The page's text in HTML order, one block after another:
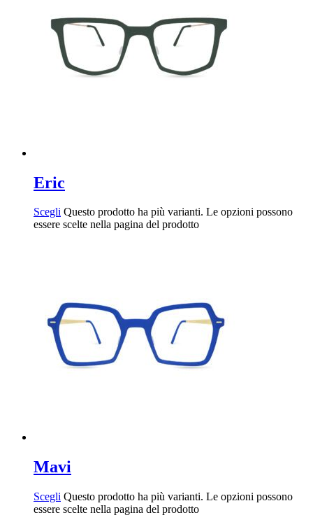
Eric
Scegli Questo prodotto ha più varianti. Le opzioni possono
essere scelte nella pagina del prodotto
Mavi
Scegli Questo prodotto ha più varianti. Le opzioni possono
essere scelte nella pagina del prodotto